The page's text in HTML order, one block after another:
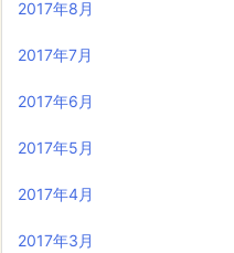
2017年8月
2017年7月
2017年6月
2017年5月
2017年4月
2017年3月